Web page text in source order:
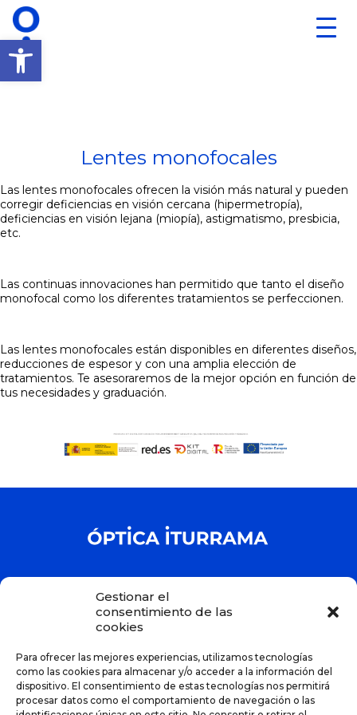
Abrir barra de herramientas
Gestionar el
consentimiento de las
cookies
Para ofrecer las mejores experiencias, utilizamos tecnologías
como las cookies para almacenar y/o acceder a la información del
dispositivo. El consentimiento de estas tecnologías nos permitirá
procesar datos como el comportamiento de navegación o las
Toggle
Lentes monofocales
Las lentes monofocales ofrecen la visión más natural y pueden
corregir deficiencias en visión cercana (hipermetropía),
deficiencias en visión lejana (miopía), astigmatismo, presbicia,
etc.
Las continuas innovaciones han permitido que tanto el diseño
monofocal como los diferentes tratamientos se perfeccionen.
Las lentes monofocales están disponibles en diferentes diseños,
reducciones de espesor y con una amplia elección de
tratamientos. Te asesoraremos de la mejor opción en función de
tus necesidades y graduación.
HORARIO DE VERANO
L-V: 10:00-13:30 | 17:00-20:00
S: 10:00 – 13:30
C. Esquíroz, 9, 31007 Pamplona
948 19 81 04 / 699 706 892
info@opticaiturrama.com
CPS- P00114-03/23-NA